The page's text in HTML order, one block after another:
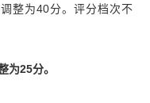
整为40分。评分档次不
为25分。